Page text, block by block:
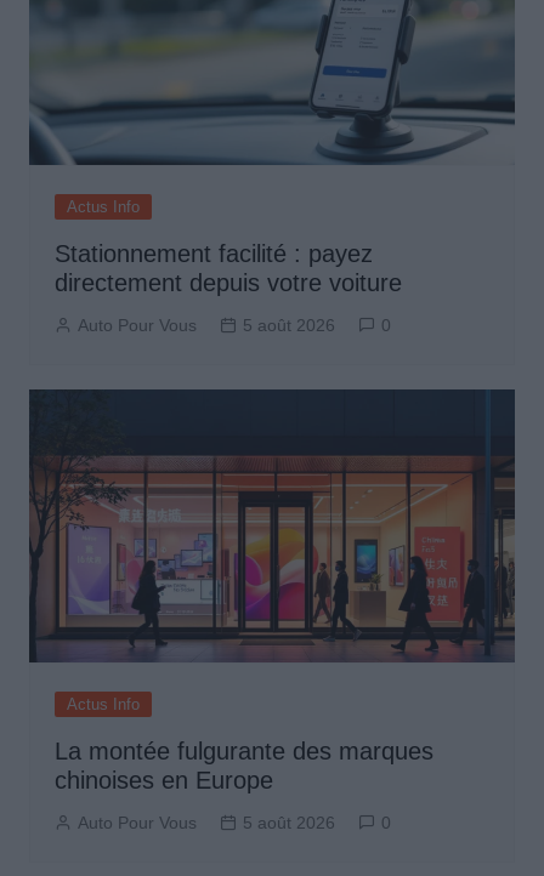
Actus Info
Stationnement facilité : payez
directement depuis votre voiture
Auto Pour Vous 5 août 2026 0
Actus Info
La montée fulgurante des marques
chinoises en Europe
Auto Pour Vous 5 août 2026 0